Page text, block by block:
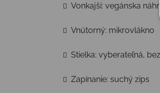
Vonkajší: vegánska
Vnútorný: mikrovlákno
Stielka: vyberateľná,
Zapínanie: suchý zips